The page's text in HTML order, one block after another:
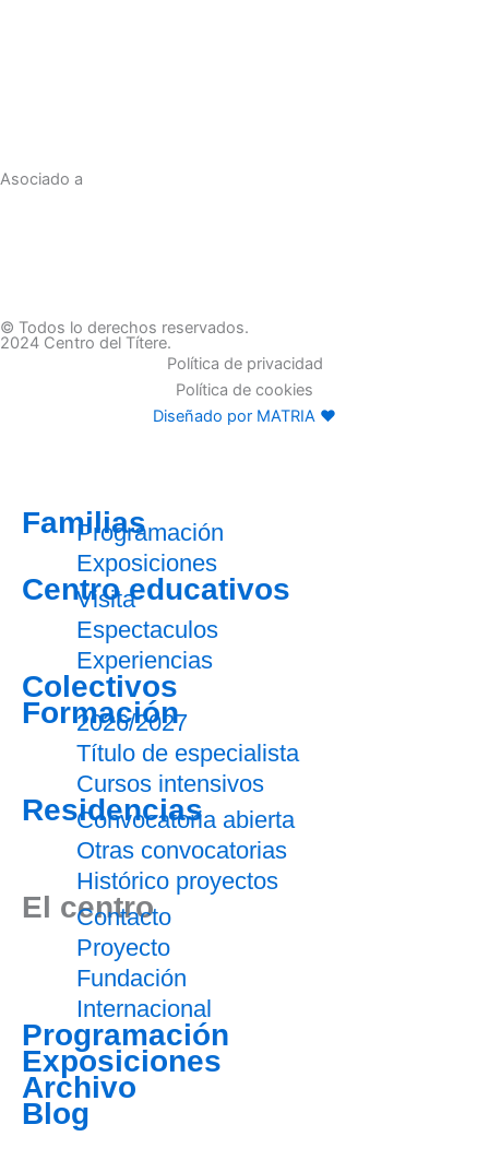
Asociado a
© Todos lo derechos reservados.
2024 Centro del Títere.
Política de privacidad
Política de cookies
Diseñado por MATRIA ♥
Familias
Programación
Exposiciones
Centro educativos
Visita
Espectaculos
Experiencias
Colectivos
Formación
2026/2027
Título de especialista
Cursos intensivos
Residencias
Convocatoria abierta
Otras convocatorias
Histórico proyectos
El centro
Contacto
Proyecto
Fundación
Internacional
Programación
Exposiciones
Archivo
Blog